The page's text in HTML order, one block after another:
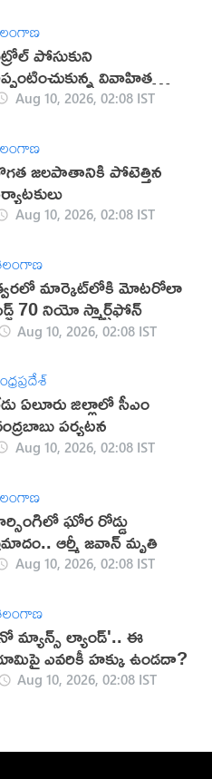
పోసుకుని
వివాహిత
Aug 10, 2026, 02:08 IST
జలపాతానికి పోటెత్తిన
Aug 10, 2026, 02:08 IST
మార్కెట్‌లోకి మోటరోలా
70 నియో స్మార్ట్‌ఫోన్
Aug 10, 2026, 02:08 IST
ఏలూరు జిల్లాలో సీఎం
పర్యటన
Aug 10, 2026, 02:08 IST
ఘోర రోడ్డు
ఆర్మీ జవాన్ మృతి
Aug 10, 2026, 02:08 IST
మ్యాన్స్ ల్యాండ్'.. ఈ
ఎవరికీ హక్కు ఉండదా?
Aug 10, 2026, 02:08 IST